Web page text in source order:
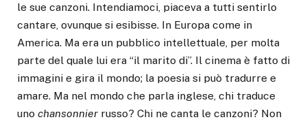
le sue canzoni. Intendiamoci, piaceva a tutti sentirlo
cantare, ovunque si esibisse. In Europa come in
America. Ma era un pubblico intellettuale, per molta
parte del quale lui era “il marito di”. Il cinema è fatto di
immagini e gira il mondo; la poesia si può tradurre e
amare. Ma nel mondo che parla inglese, chi traduce
uno chansonnier russo? Chi ne canta le canzoni? Non